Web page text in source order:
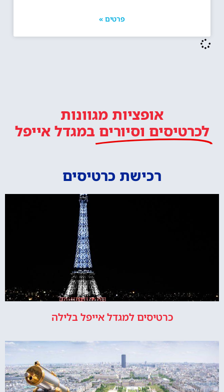
פרטים »
אופציות מגוונות
לכרטיסים וסיורים במגדל אייפל
רכישת כרטיסים
כרטיסים למגדל אייפל בלילה